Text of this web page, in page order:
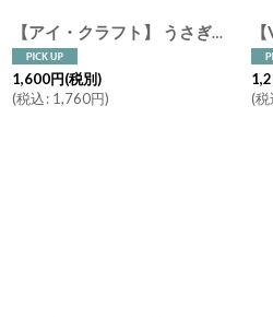
【アイ・クラフト】 うさぎポット シュガーポット スプーン付/小物入れ/ウサギ/黒うさぎ 白うさぎ 兎/陶器/日本製 ハンドペイント
1,600円(税別)
(税込: 1,760円)
(税